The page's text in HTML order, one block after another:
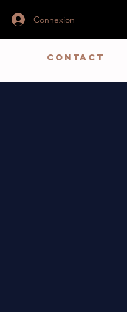
Connexion
CONTACT